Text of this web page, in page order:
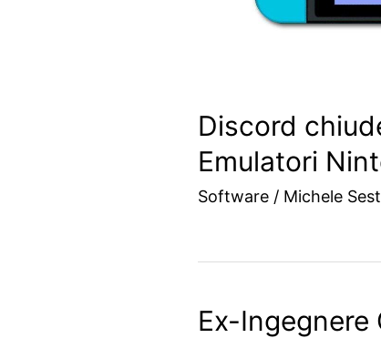
Discord
Emulatori
Software / Michele
Ex-Ingegnere